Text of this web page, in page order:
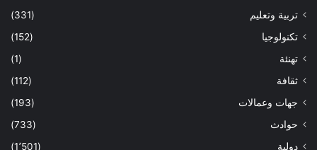
تربية وتعليم
(331)
تكنولوجيا
(152)
تهنئة
(1)
ثقافة
(112)
جهات وعمالات
(193)
حوادث
(733)
دولية
(1٬501)